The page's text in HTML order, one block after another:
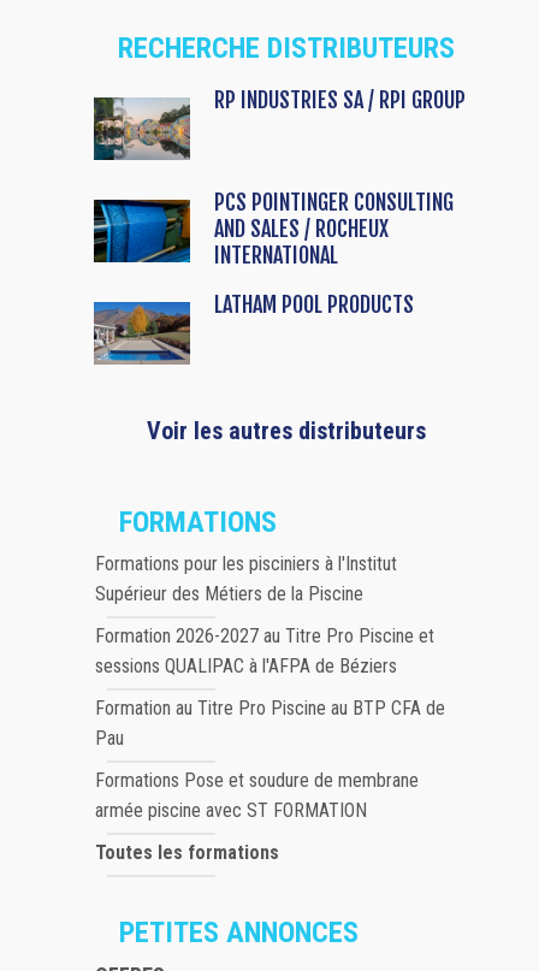
RECHERCHE DISTRIBUTEURS
RP INDUSTRIES SA / RPI GROUP
PCS POINTINGER CONSULTING
AND SALES / ROCHEUX
INTERNATIONAL
LATHAM POOL PRODUCTS
Voir les autres distributeurs
FORMATIONS
Formations pour les pisciniers à l'Institut
Supérieur des Métiers de la Piscine
Formation 2026-2027 au Titre Pro Piscine et
sessions QUALIPAC à l'AFPA de Béziers
Formation au Titre Pro Piscine au BTP CFA de
Pau
Formations Pose et soudure de membrane
armée piscine avec ST FORMATION
Toutes les formations
PETITES ANNONCES